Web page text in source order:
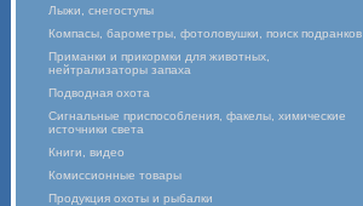
Лыжи, снегоступы
Компасы, барометры, фотоловушки, поиск подранков
Приманки и прикормки для животных,
нейтрализаторы запаха
Подводная охота
Сигнальные приспособления, факелы, химические
источники света
Книги, видео
Комиссионные товары
Продукция охоты и рыбалки